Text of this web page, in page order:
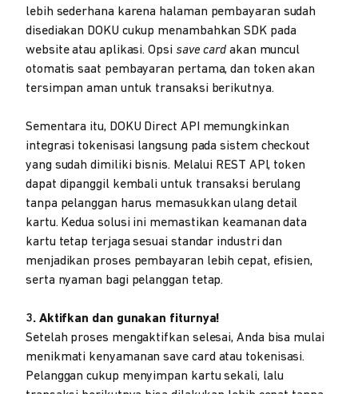
lebih sederhana karena halaman pembayaran sudah
disediakan DOKU cukup menambahkan SDK pada
website atau aplikasi. Opsi save card akan muncul
otomatis saat pembayaran pertama, dan token akan
tersimpan aman untuk transaksi berikutnya.
Sementara itu, DOKU Direct API memungkinkan
integrasi tokenisasi langsung pada sistem checkout
yang sudah dimiliki bisnis. Melalui REST API, token
dapat dipanggil kembali untuk transaksi berulang
tanpa pelanggan harus memasukkan ulang detail
kartu. Kedua solusi ini memastikan keamanan data
kartu tetap terjaga sesuai standar industri dan
menjadikan proses pembayaran lebih cepat, efisien,
serta nyaman bagi pelanggan tetap.
3. Aktifkan dan gunakan fiturnya!
Setelah proses mengaktifkan selesai, Anda bisa mulai
menikmati kenyamanan save card atau tokenisasi.
Pelanggan cukup menyimpan kartu sekali, lalu